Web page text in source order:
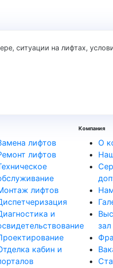
ситуации на лифтах,
лифтов
лифтов
лифтов
и
кабин и
Компания
О
зал